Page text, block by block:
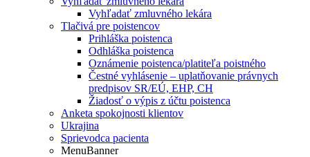
Vyhľadať zmluvného lekára
Tlačivá pre poistencov
Prihláška poistenca
Odhláška poistenca
Oznámenie poistenca/platiteľa poistného
Čestné vyhlásenie – uplatňovanie právnych
predpisov SR/EÚ, EHP, CH
Žiadosť o výpis z účtu poistenca
Anketa spokojnosti klientov
Ukrajina
Sprievodca pacienta
MenuBanner